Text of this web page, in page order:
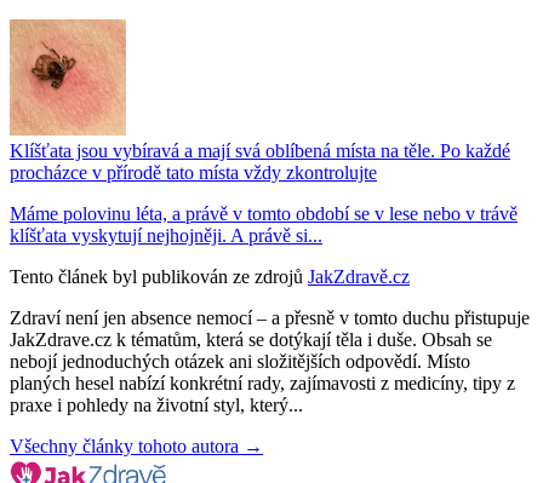
Klíšťata jsou vybíravá a mají svá oblíbená místa na těle. Po každé
procházce v přírodě tato místa vždy zkontrolujte
Máme polovinu léta, a právě v tomto období se v lese nebo v trávě
klíšťata vyskytují nejhojněji. A právě si...
Tento článek byl publikován ze zdrojů JakZdravě.cz
Zdraví není jen absence nemocí – a přesně v tomto duchu přistupuje
JakZdrave.cz k tématům, která se dotýkají těla i duše. Obsah se
nebojí jednoduchých otázek ani složitějších odpovědí. Místo
planých hesel nabízí konkrétní rady, zajímavosti z medicíny, tipy z
praxe i pohledy na životní styl, který...
Všechny články tohoto autora →